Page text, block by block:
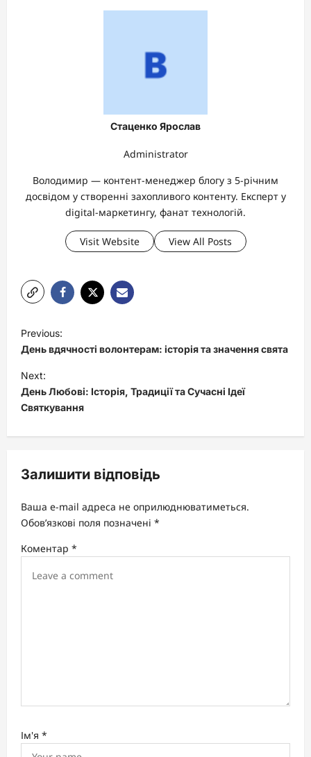
Стаценко Ярослав
Administrator
Володимир — контент-менеджер блогу з 5-річним
досвідом у створенні захопливого контенту. Експерт у
digital-маркетингу, фанат технологій.
Visit Website View All Posts
P
o
s
t
n
a
i
a
i
Previous:
День вдячності волонтерам: історія та значення свята
Next:
День Любові: Історія, Традиції та Сучасні Ідеї
Святкування
Залишити відповідь
Ваша e-mail адреса не оприлюднюватиметься.
Обов’язкові поля позначені *
Коментар *
Ім'я *